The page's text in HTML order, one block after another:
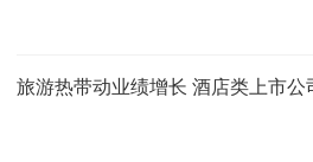
旅游热带动业绩增长 酒店类上市公